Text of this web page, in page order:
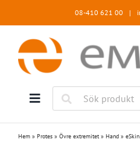
08-410 621 00 |
Hem » Protes » Övre extremitet» Hand »